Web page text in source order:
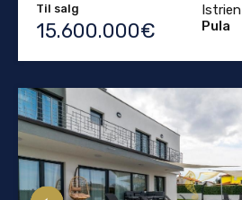
Til salg
15.600.000€
Istrien
Pula